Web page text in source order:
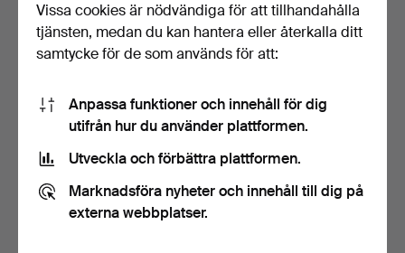
MATSALSGRUPP
Gustaviansk stil,
20 bud
232 USD
SVANTE SKOGH. Matgrupp
"Vindö" 1900-talets…
8 bud
295 USD
Vissa cookies är nödvändiga för att tillhandahålla
tjänsten, medan du kan hantera eller återkalla ditt
samtycke för de som används för att:
Anpassa funktioner och innehåll för dig
utifrån hur du använder plattformen.
Utveckla och förbättra plattformen.
Marknadsföra nyheter och innehåll till dig på
externa webbplatser.